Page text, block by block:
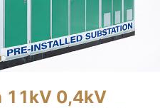
11kV 0,4kV